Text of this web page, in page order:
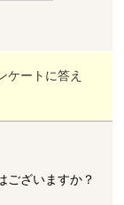
ケートに答え
ございますか？